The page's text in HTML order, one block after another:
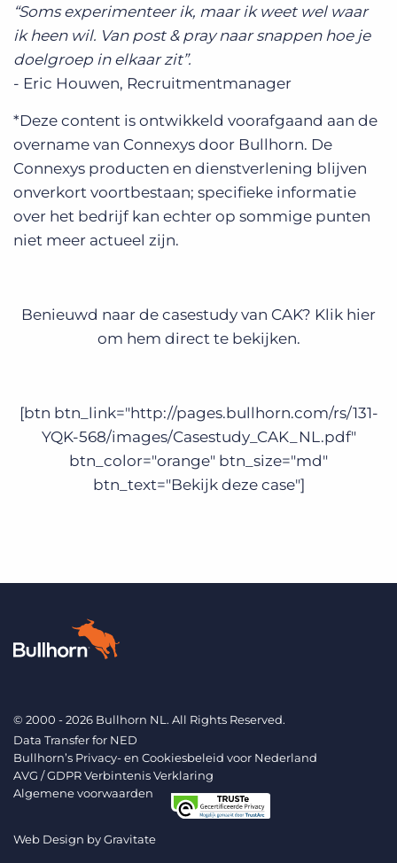
“Soms experimenteer ik, maar ik weet wel waar
ik heen wil. Van post & pray naar snappen hoe je
doelgroep in elkaar zit”.
- Eric Houwen, Recruitmentmanager
*Deze content is ontwikkeld voorafgaand aan de
overname van Connexys door Bullhorn. De
Connexys producten en dienstverlening blijven
onverkort voortbestaan; specifieke informatie
over het bedrijf kan echter op sommige punten
niet meer actueel zijn.
Benieuwd naar de casestudy van CAK? Klik hier
om hem direct te bekijken.
[btn btn_link="http://pages.bullhorn.com/rs/131-
YQK-568/images/Casestudy_CAK_NL.pdf"
btn_color="orange" btn_size="md"
btn_text="Bekijk deze case"]
© 2000 - 2026 Bullhorn NL. All Rights Reserved.
Data Transfer for NED
Bullhorn’s Privacy- en Cookiesbeleid voor Nederland
AVG / GDPR Verbintenis Verklaring
Algemene voorwaarden
Web Design byGravitate